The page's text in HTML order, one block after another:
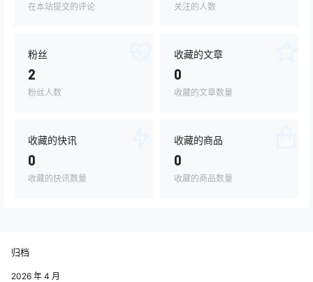
在本站提交的评论 关注的人数
粉丝
2
粉丝人数
收藏的文章
0
收藏的文章数量
收藏的快讯
0
收藏的快讯数量
收藏的商品
0
收藏的商品数量
归档
2026 年 4 月